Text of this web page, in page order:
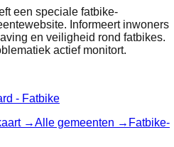
een speciale fatbike-
Informeert inwoners
en veiligheid rond fatbikes.
actief monitort.
- Fatbike
→Alle gemeenten → Fatbike-